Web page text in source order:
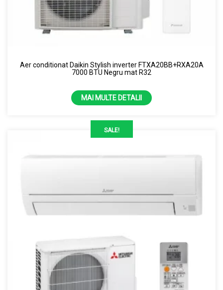
Aer conditionat Daikin Stylish inverter FTXA20BB+RXA20A
7000 BTU Negru mat R32
MAI MULTE DETALII
SALE!